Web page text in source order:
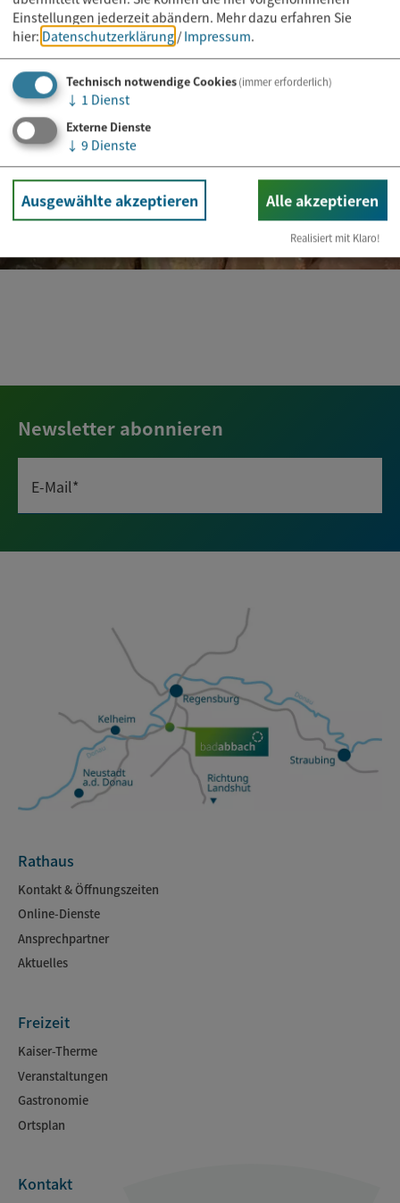
Newsletter abonnieren
E-Mail*
Rathaus
Kontakt & Öffnungszeiten
Online-Dienste
Ansprechpartner
Aktuelles
Freizeit
Kaiser-Therme
Veranstaltungen
Gastronomie
Ortsplan
Kontakt
Einstellungen jederzeit abändern. Mehr dazu erfahren Sie
hier: Datenschutzerklärung / Impressum.
Technisch notwendige Cookies(immer erforderlich)
↓ 1 Dienst
Externe Dienste
↓ 9 Dienste
Ausgewählte akzeptieren Alle akzeptieren
Realisiert mit Klaro!